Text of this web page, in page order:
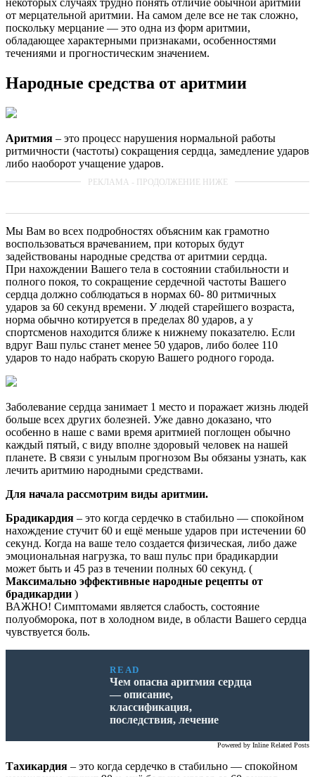
от мерцательной аритмии. На самом деле все не так сложно,
поскольку мерцание — это одна из форм аритмии,
обладающее характерными признаками, особенностями
течениями и прогностическим значением.
Народные средства от аритмии
Аритмия – это процесс нарушения нормальной работы
ритмичности (частоты) сокращения сердца, замедление ударов
либо наоборот учащение ударов.
Мы Вам во всех подробностях объясним как грамотно
воспользоваться врачеванием, при которых будут
задействованы народные средства от аритмии сердца.
При нахождении Вашего тела в состоянии стабильности и
полного покоя, то сокращение сердечной частоты Вашего
сердца должно соблюдаться в нормах 60- 80 ритмичных
ударов за 60 секунд времени. У людей старейшего возраста,
норма обычно котируется в пределах 80 ударов, а у
спортсменов находится ближе к нижнему показателю. Если
вдруг Ваш пульс станет менее 50 ударов, либо более 110
ударов то надо набрать скорую Вашего родного города.
Заболевание сердца занимает 1 место и поражает жизнь людей
больше всех других болезней. Уже давно доказано, что
особенно в наше с вами время аритмией поглощен обычно
каждый пятый, с виду вполне здоровый человек на нашей
планете. В связи с унылым прогнозом Вы обязаны узнать, как
лечить аритмию народными средствами.
Для начала рассмотрим виды аритмии.
Брадикардия – это когда сердечко в стабильно — спокойном
нахождение стучит 60 и ещё меньше ударов при истечении 60
секунд. Когда на ваше тело создается физическая, либо даже
эмоциональная нагрузка, то ваш пульс при брадикардии
может быть и 45 раз в течении полных 60 секунд. (
Максимально эффективные народные рецепты от
брадикардии )
ВАЖНО! Симптомами является слабость, состояние
полуобморока, пот в холодном виде, в области Вашего сердца
чувствуется боль.
READ
Чем опасна аритмия сердца
— описание,
классификация,
последствия, лечение
Powered by Inline Related Posts
Тахикардия – это когда сердечко в стабильно — спокойном